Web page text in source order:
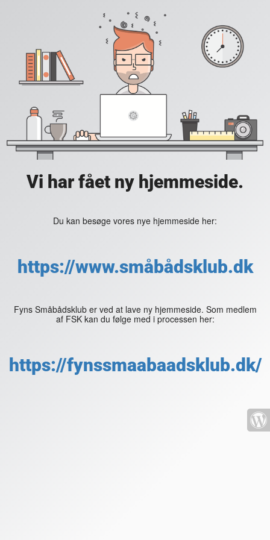
Vi har fået ny hjemmeside.
Du kan besøge vores nye hjemmeside her:
https://www.småbådsklub.dk
Fyns Småbådsklub er ved at lave ny hjemmeside. Som medlem
af FSK kan du følge med i processen her:
https://fynssmaabaadsklub.dk/